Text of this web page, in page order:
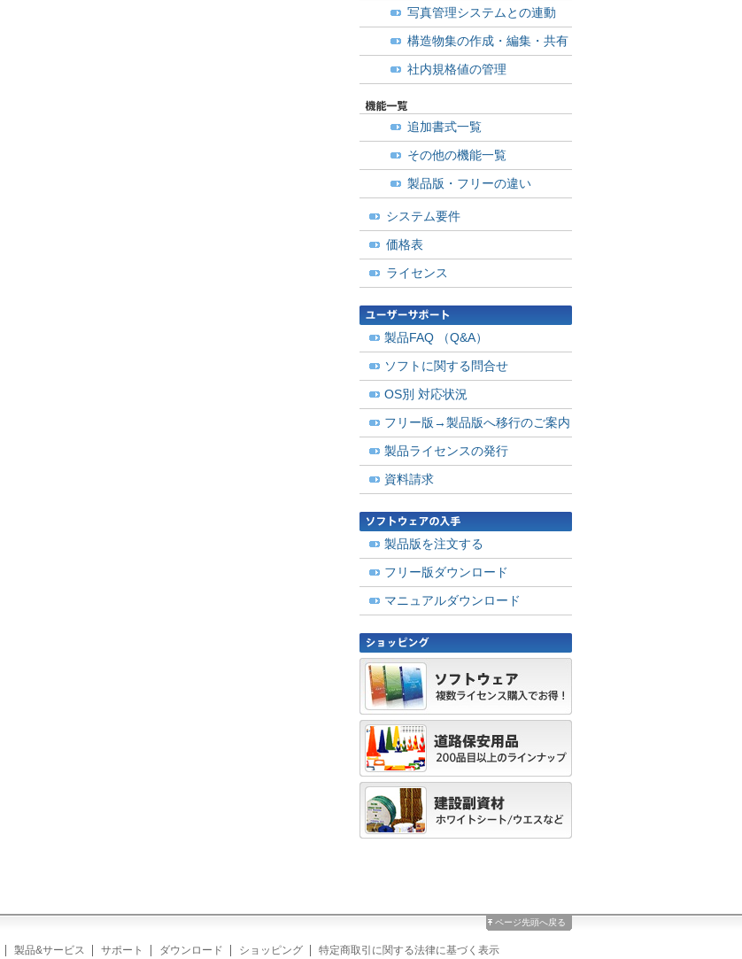
写真管理システムとの連動
構造物集の作成・編集・共有
社内規格値の管理
追加書式一覧
その他の機能一覧
製品版・フリーの違い
システム要件
価格表
ライセンス
製品FAQ （Q&A）
ソフトに関する問合せ
OS別 対応状況
フリー版→製品版へ移行のご案内
製品ライセンスの発行
資料請求
製品版を注文する
フリー版ダウンロード
マニュアルダウンロード
ページ先頭へ戻る
製品&サービス サポート ダウンロード ショッピング 特定商取引に関する法律に基づく表示